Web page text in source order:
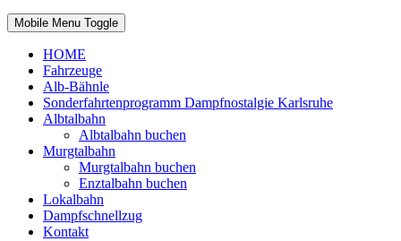
Mobile Menu Toggle
HOME
Fahrzeuge
Alb-Bähnle
Sonderfahrtenprogramm Dampfnostalgie Karlsruhe
Albtalbahn
Albtalbahn buchen
Murgtalbahn
Murgtalbahn buchen
Enztalbahn buchen
Lokalbahn
Dampfschnellzug
Kontakt